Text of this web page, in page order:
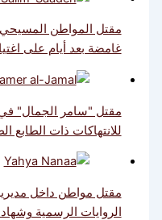
مقتل المواطن
غامضة بعد أيام على
مقتل "سامر الجمال"
للانتهاكات ذات الطابع
مقتل مواطن داخل
الروايات الرسمية